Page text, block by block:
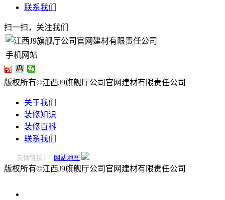
联系我们
扫一扫，关注我们
手机网站
版权所有©江西J9旗舰厅公司官网建材有限责任公司
关于我们
装修知识
装修百科
联系我们
友情链接： 网站地图
版权所有©江西J9旗舰厅公司官网建材有限责任公司